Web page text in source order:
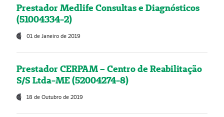
Prestador Medlife Consultas e Diagnósticos
(51004334-2)
01 de Janeiro de 2019
Prestador CERPAM – Centro de Reabilitação
S/S Ltda-ME (52004274-8)
18 de Outubro de 2019